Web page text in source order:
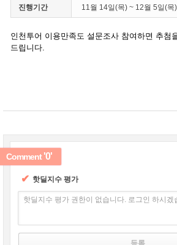
진행기간 11월 14일(목) ~ 12월 5일(목)
인천투어 이용만족도 설문조사 참여하면 추첨
드립니다.
✔ 핫딜지수 평가
핫딜지수 평가 권한이 없습니다. 로그인 하시겠
Comment'0'